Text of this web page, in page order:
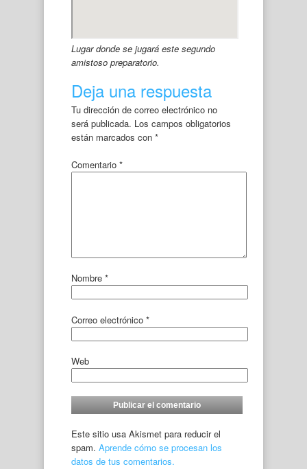
Lugar donde se jugará este segundo
amistoso preparatorio.
Deja una respuesta
Tu dirección de correo electrónico no
será publicada. Los campos obligatorios
están marcados con *
Comentario *
Nombre *
Correo electrónico *
Web
Este sitio usa Akismet para reducir el
spam. Aprende cómo se procesan los
datos de tus comentarios.